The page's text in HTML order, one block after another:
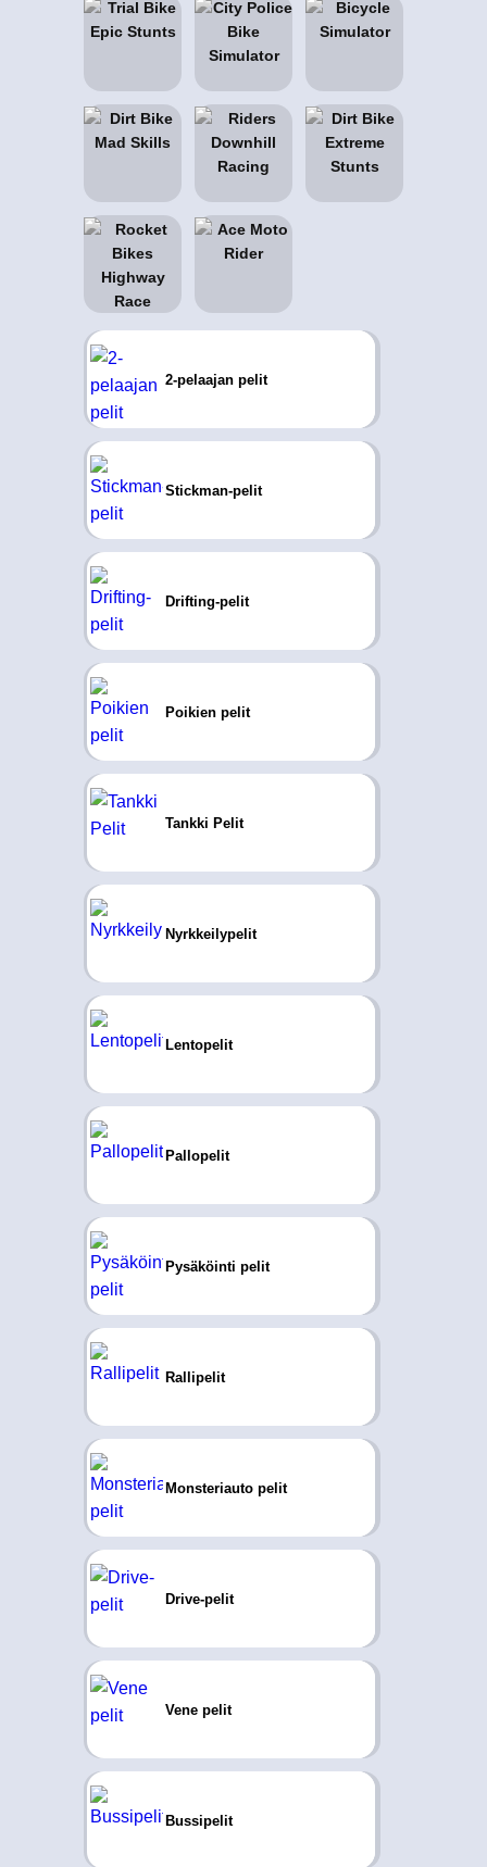
2-pelaajan pelit
Stickman-pelit
Drifting-pelit
Poikien pelit
Tankki Pelit
Nyrkkeilypelit
Lentopelit
Pallopelit
Pysäköinti pelit
Rallipelit
Monsteriauto pelit
Drive-pelit
Vene pelit
Bussipelit